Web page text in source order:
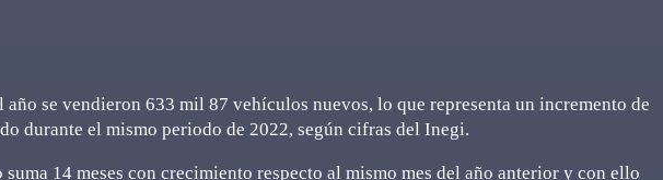
año se vendieron 633 mil 87 vehículos nuevos, lo que representa un incremento de
durante el mismo periodo de 2022, según cifras del Inegi.
14 meses con crecimiento respecto al mismo mes del año anterior y con ello